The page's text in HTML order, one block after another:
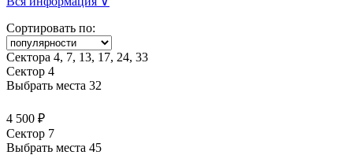
Сортировать по:
Сектора 4, 7, 13, 17, 24, 33
Сектор 4
Выбрать места 32
4 500 ₽
Сектор 7
Выбрать места 45